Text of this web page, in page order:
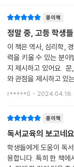
［책 소개］ 우울증이
를 극복하는 방법을 제
수 있는 것이 아니라 뇌
울증에 대한 구체적인
우울증에 대한 고정관
책을 제시하고 있다.
--- p.266 「상담심리」
종이책
정말 중, 고등 학생
이 책은 역사, 심리학,
력을 키울 수 있는 분
지 제시하고 있어요. 문
와 관점을 제시하고 있
읽어가면 상식과 사고
r*****0 2024.04.16.
종이책
독서교육의 보고네
학생들에게 도움이 독
용합니다. 특히 한 책